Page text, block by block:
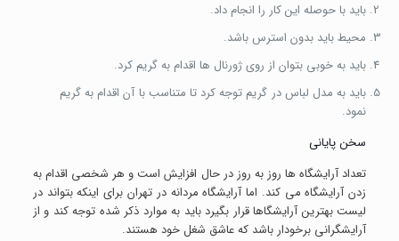
باید با حوصله این کار را انجام داد.
محیط باید بدون استرس باشد.
باید به خوبی بتوان از روی ژورنال ها اقدام به گریم کرد.
باید به مدل لباس در گریم توجه کرد تا متناسب با آن اقدام به گریم
نمود.
سخن پایانی
تعداد آرایشگاه ها روز به روز در حال افزایش است و هر شخصی اقدام به
زدن آرایشگاه می کند. اما آرایشگاه مردانه در تهران برای اینکه بتواند در
لیست بهترین آرایشگاها قرار بگیرد باید به موارد ذکر شده توجه کند و از
آرایشگرانی برخودار باشد که عاشق شغل خود هستند.